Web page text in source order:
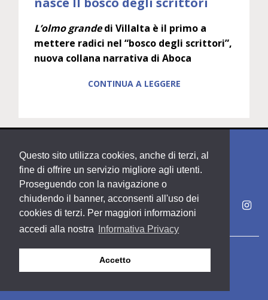
Questo sito utilizza cookies, anche di terzi, al
fine di offrire un servizio migliore agli utenti.
Proseguendo con la navigazione o
chiudendo il banner, acconsenti all'uso dei
cookies di terzi. Per maggiori informazioni
accedi alla nostra
Informativa Privacy
Accetto
L’olmo grandedi Villalta è il primo a
mettere radici nel “bosco degli scrittori”,
nuova collana narrativa di Aboca
CONTINUA A LEGGERE
Copyright PDE srl società del Gruppo Feltrinelli S. p. A.